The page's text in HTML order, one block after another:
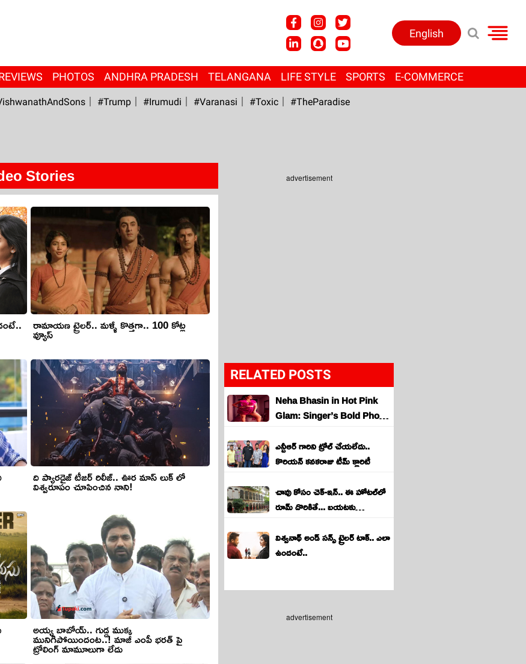
English
PHOTOS ANDHRA PRADESH TELANGANA LIFE STYLE SPORTS E-COMMERCE
#Trump #irumudi #Varanasi #Toxic #TheParadise
Stories
రామాయణ ట్రైలర్.. మళ్ళీ కొత్తగా.. 100 కోట్ల
వ్యూస్
ది ప్యారడైజ్ టీజర్ రిలీజ్.. ఊర మాస్ లుక్ లో
విశ్వరూపం చూపించిన నాని!
అయ్య బాబోయ్.. గుడ్డ ముక్క
మునిగిపోయిందంట..! మాజీ ఎంపీ భరత్ పై
ట్రోలింగ్ మామూలుగా లేదు
advertisement
RELATED POSTS
Neha Bhasin in Hot Pink
Glam: Singer’s Bold Photo
ఎన్టీఆర్ గారిని ట్రోల్ చేయలేదు..
కొరియన్ కనకరాజు టీమ్ క్లారిటీ
చావు కోసం చెక్-ఇన్.. ఈ హోటల్‌లో
రూమ్ దొరికితే... బయటకు
విశ్వనాథ్ అండ్ సన్స్ ట్రైలర్ టాక్.. ఎలా
ఉందంటే..
advertisement